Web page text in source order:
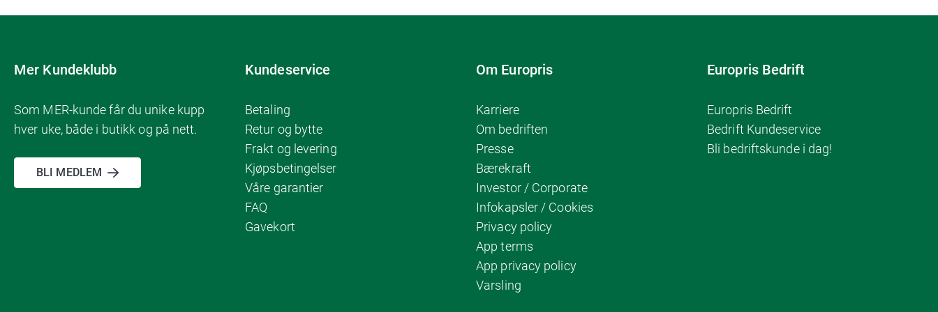
Mer Kundeklubb
Som MER-kunde får du unike kupp
hver uke, både i butikk og på nett.
BLI MEDLEM
Kundeservice
Betaling
Retur og bytte
Frakt og levering
Kjøpsbetingelser
Våre garantier
FAQ
Gavekort
Om Europris
Karriere
Om bedriften
Presse
Bærekraft
Investor / Corporate
Infokapsler / Cookies
Privacy policy
App terms
App privacy policy
Varsling
Europris Bedrift
Europris Bedrift
Bedrift Kundeservice
Bli bedriftskunde i dag!